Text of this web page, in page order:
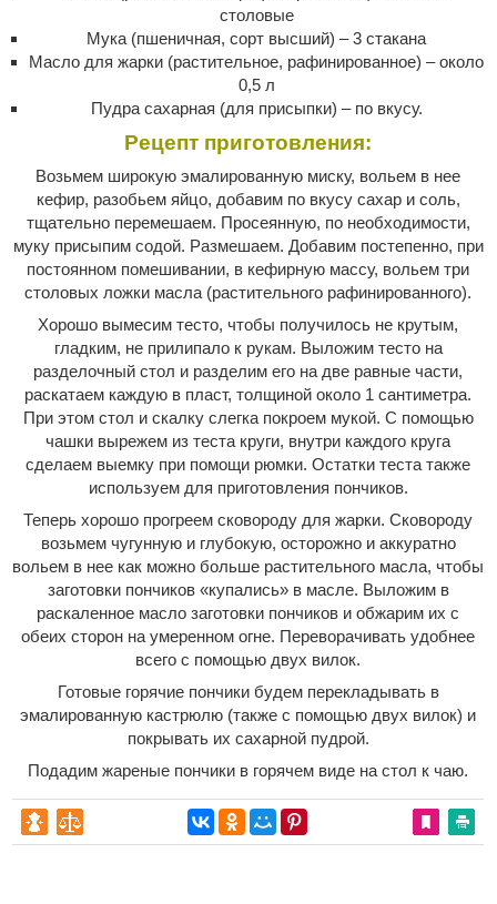
столовые
Мука (пшеничная, сорт высший) – 3 стакана
Масло для жарки (растительное, рафинированное) – около
0,5 л
Пудра сахарная (для присыпки) – по вкусу.
Рецепт приготовления:
Возьмем широкую эмалированную миску, вольем в нее
кефир, разобьем яйцо, добавим по вкусу сахар и соль,
тщательно перемешаем. Просеянную, по необходимости,
муку присыпим содой. Размешаем. Добавим постепенно, при
постоянном помешивании, в кефирную массу, вольем три
столовых ложки масла (растительного рафинированного).
Хорошо вымесим тесто, чтобы получилось не крутым,
гладким, не прилипало к рукам. Выложим тесто на
разделочный стол и разделим его на две равные части,
раскатаем каждую в пласт, толщиной около 1 сантиметра.
При этом стол и скалку слегка покроем мукой. С помощью
чашки вырежем из теста круги, внутри каждого круга
сделаем выемку при помощи рюмки. Остатки теста также
используем для приготовления пончиков.
Теперь хорошо прогреем сковороду для жарки. Сковороду
возьмем чугунную и глубокую, осторожно и аккуратно
вольем в нее как можно больше растительного масла, чтобы
заготовки пончиков «купались» в масле. Выложим в
раскаленное масло заготовки пончиков и обжарим их с
обеих сторон на умеренном огне. Переворачивать удобнее
всего с помощью двух вилок.
Готовые горячие пончики будем перекладывать в
эмалированную кастрюлю (также с помощью двух вилок) и
покрывать их сахарной пудрой.
Подадим жареные пончики в горячем виде на стол к чаю.